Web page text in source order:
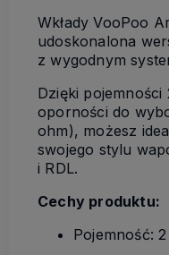
Wkłady VooPoo
udoskonalona
z wygodnym
Dzięki
oporności do
ohm), możesz
swojego stylu
i RDL.
Cechy produktu:
Pojemność: